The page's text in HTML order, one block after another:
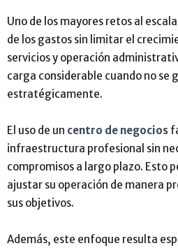
Uno de los mayores retos al
de los gastos sin limitar el
servicios y operación
carga considerable cuando no se
estratégicamente.
El uso de un centro de negocios
infraestructura profesional sin
compromisos a largo plazo. Esto
ajustar su operación de manera
sus objetivos.
Además, este enfoque resulta